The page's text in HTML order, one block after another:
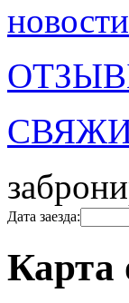
новости
Дата заезда:
Карта